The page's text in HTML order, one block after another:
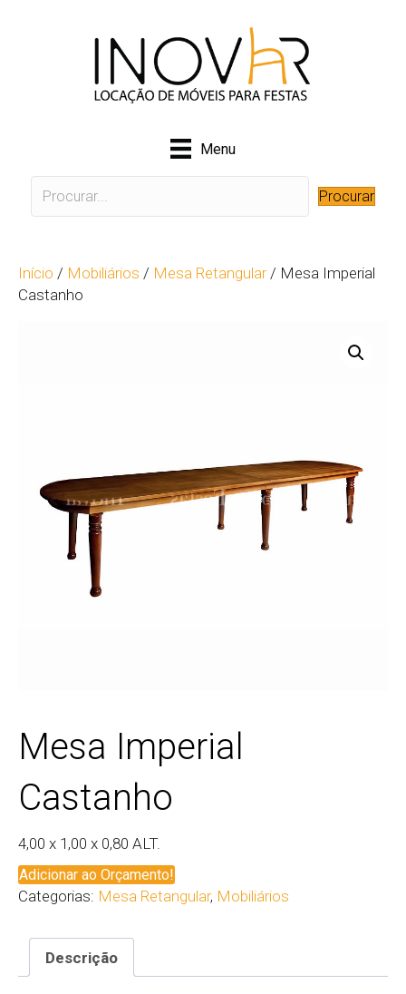
Menu
Procurar
Início / Mobiliários / Mesa Retangular/ Mesa Imperial
Castanho
Mesa Imperial
Castanho
4,00 x 1,00 x 0,80 ALT.
Adicionar ao Orçamento!
Categorias: Mesa Retangular, Mobiliários
Descrição